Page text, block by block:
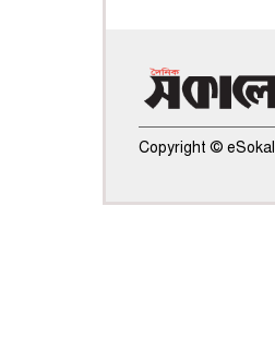
Copyright ©